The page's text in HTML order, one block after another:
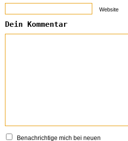
Website
Dein Kommentar
Benachrichtige mich bei neuen